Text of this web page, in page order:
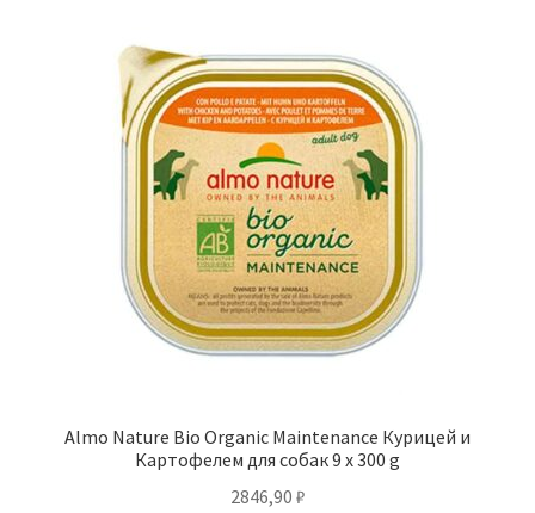
Almo Nature Bio Organic Maintenance Курицей и
Картофелем для собак 9 x 300 g
2846,90 ₽